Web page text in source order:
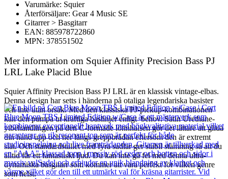
Varumärke: Squier
Återförsäljare: Gear 4 Music SE
Gitarrer > Basgitarr
EAN: 885978722860
MPN: 378551502
Mer information om Squier Affinity Precision Bass PJ
LRL Lake Placid Blue
Squier Affinity Precision Bass PJ LRL är en klassisk vintage-elbas.
Denna design har setts i händerna på otaliga legendariska basister
och inte utan orsak. Med den klassiska PJ-pickup-kombinationen
kan den pumpa ut kraftiga baslinjer enligt behov. Satin Urethane-
ytbehandlingen på den C-formade lönnhalsen gör det lättare att glida
din hand upp och ner längs greppbrädan eftersom den är extremt
slät. Och standardstallet med fyra sadlar ger stabil stämning så att du
alltid får ett fantastiskt ljud. Du kan inte gå fel med denna ultra-
dynamiska basgitarr som kommer att vara perfekt för vilken genre
som helst.